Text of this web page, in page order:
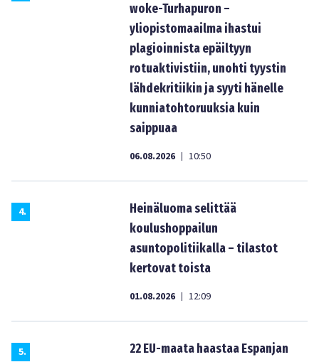
woke-Turhapuron –
yliopistomaailma ihastui
plagioinnista epäiltyyn
rotuaktivistiin, unohti tyystin
lähdekritiikin ja syyti hänelle
kunniatohtoruuksia kuin
saippuaa
06.08.2026 | 10:50
4.
Heinäluoma selittää
koulushoppailun
asuntopolitiikalla – tilastot
kertovat toista
01.08.2026 | 12:09
5.
22 EU-maata haastaa Espanjan